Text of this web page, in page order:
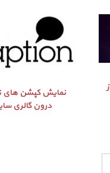
نمایش کپشن‌ های
درون گالری